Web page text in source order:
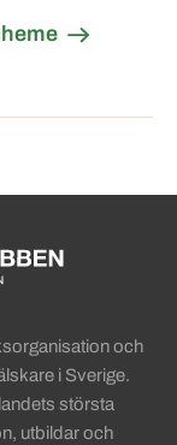
och
i Sverige.
största
utbildar och